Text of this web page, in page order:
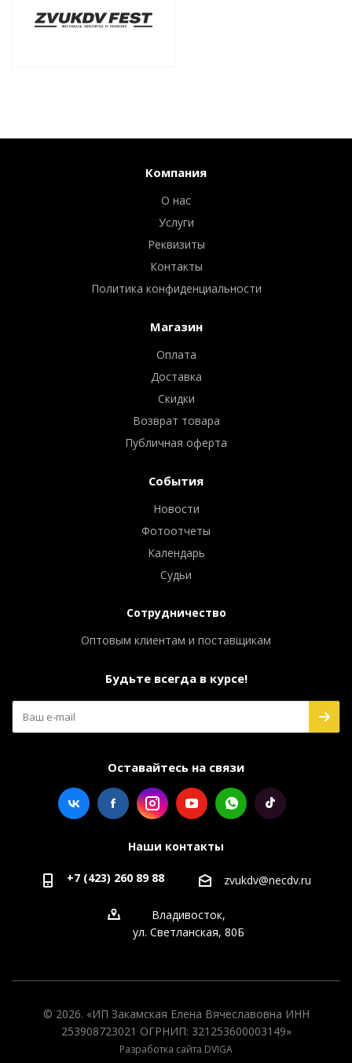
Компания
О нас
Услуги
Реквизиты
Контакты
Политика конфиденциальности
Магазин
Оплата
Доставка
Скидки
Возврат товара
Публичная оферта
События
Новости
Фотоотчеты
Календарь
Судьи
Сотрудничество
Оптовым клиентам и поставщикам
Будьте всегда в курсе!
Оставайтесь на связи
Наши контакты
+7 (423) 260 89 88 zvukdv@necdv.ru
Владивосток,
ул. Светланская, 80Б
© 2026. «ИП Закамская Елена Вячеславовна ИНН
253908723021 ОГРНИП: 321253600003149»
Разработка сайта DVIGA